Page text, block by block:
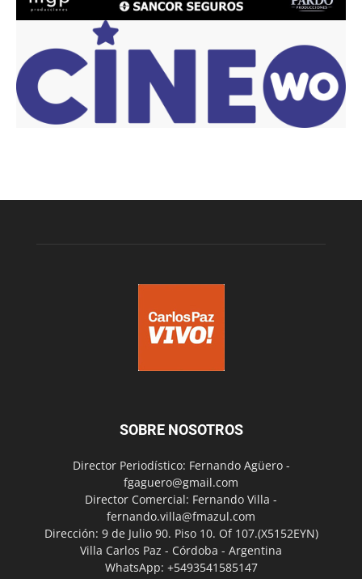
SOBRE NOSOTROS
Director Periodístico: Fernando Agüero -
fgaguero@gmail.com
Director Comercial: Fernando Villa -
fernando.villa@fmazul.com
Dirección: 9 de Julio 90. Piso 10. Of 107.(X5152EYN)
Villa Carlos Paz - Córdoba - Argentina
WhatsApp: +5493541585147